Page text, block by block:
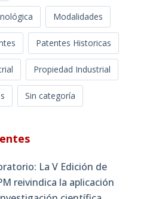
Modalidades
Patentes Historicas
Propiedad Industrial
Sin categoría
La V Edición de
reivindica la aplicación